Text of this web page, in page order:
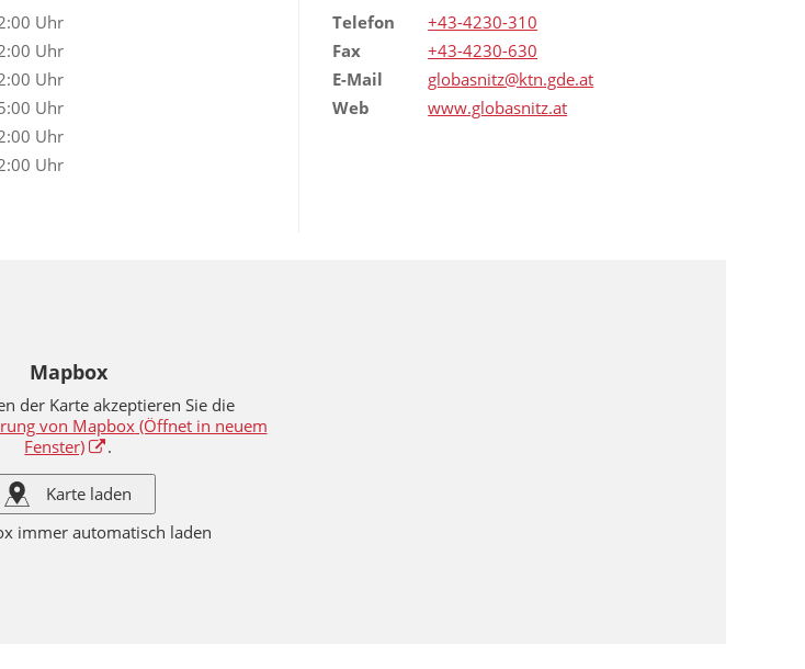
Uhr
Uhr
Uhr
Uhr
Uhr
Uhr
Telefon
+43-4230-310
Fax
+43-4230-630
E-Mail
globasnitz@ktn.gde.at
Web
www.globasnitz.at
Mapbox
der Karte akzeptieren Sie die
von Mapbox(Öffnet in neuem
Fenster)
.
Karte laden
immer automatisch laden